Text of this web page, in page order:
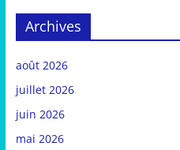
Archives
août 2026
juillet 2026
juin 2026
mai 2026